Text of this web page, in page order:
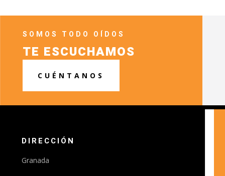
SOMOS TODO OÍDOS
TE ESCUCHAMOS
CUÉNTANOS
DIRECCIÓN
Granada